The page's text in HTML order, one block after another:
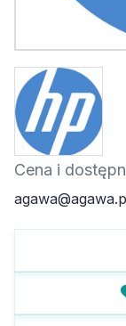
Cena i